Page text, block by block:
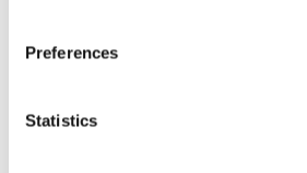
Preferences
Statistics